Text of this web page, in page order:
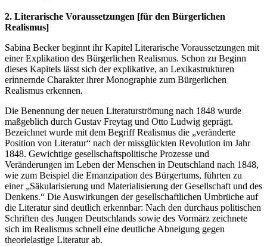
2. Literarische Voraussetzungen [für den Bürgerlichen
Realismus]
Sabina Becker beginnt ihr Kapitel Literarische Voraussetzungen mit
einer Explikation des Bürgerlichen Realismus. Schon zu Beginn
dieses Kapitels lässt sich der explikative, an Lexikastrukturen
erinnernde Charakter ihrer Monographie zum Bürgerlichen
Realismus erkennen.
Die Benennung der neuen Literaturströmung nach 1848 wurde
maßgeblich durch Gustav Freytag und Otto Ludwig geprägt.
Bezeichnet wurde mit dem Begriff Realismus die „veränderte
Position von Literatur“ nach der missglückten Revolution im Jahr
1848. Gewichtige gesellschaftspolitische Prozesse und
Veränderungen im Leben der Menschen in Deutschland nach 1848,
wie zum Beispiel die Emanzipation des Bürgertums, führten zu
einer „Säkularisierung und Materialisierung der Gesellschaft und des
Denkens.“ Die Auswirkungen der gesellschaftlichen Umbrüche auf
die Literatur sind deutlich erkennbar: Nach den durchaus politischen
Schriften des Jungen Deutschlands sowie des Vormärz zeichnete
sich im Realismus schnell eine deutliche Abneigung gegen
theorielastige Literatur ab.